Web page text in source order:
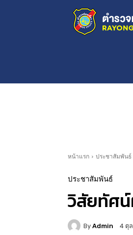
หน้าแรก ประชาสัมพันธ์
ประชาสัมพันธ์
วิสัยทัศ
By Admin 4 ตุ